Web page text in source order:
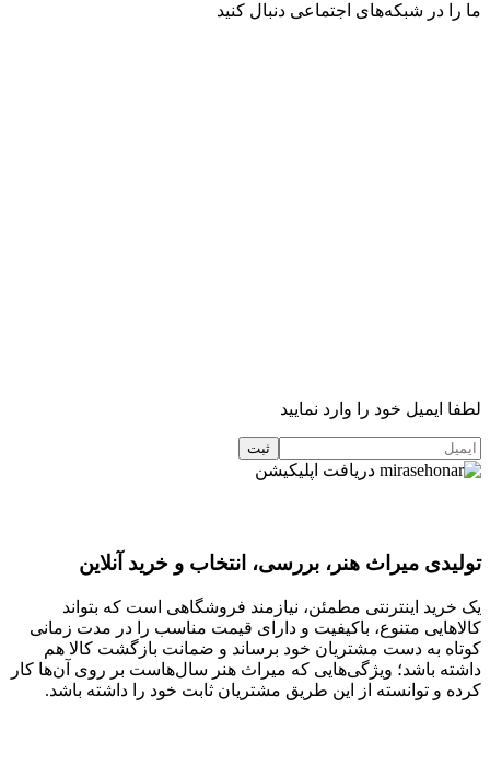
ما را در شبکه‌های اجتماعی دنبال کنید
لطفا ایمیل خود را وارد نمایید
دریافت اپلیکیشن
تولیدی میراث هنر، بررسی، انتخاب و خرید آنلاین
یک خرید اینترنتی مطمئن، نیازمند فروشگاهی است که بتواند
کالاهایی متنوع، باکیفیت و دارای قیمت مناسب را در مدت زمانی
کوتاه به دست مشتریان خود برساند و ضمانت بازگشت کالا هم
داشته باشد؛ ویژگی‌هایی که میراث هنر سال‌هاست بر روی آن‌ها کار
کرده و توانسته از این طریق مشتریان ثابت خود را داشته باشد.